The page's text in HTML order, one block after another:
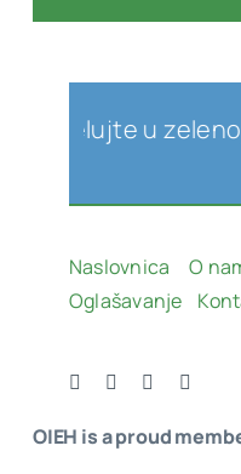
OIEH is a proud
u zelenoj
Naslovnica O
Oglašavanje